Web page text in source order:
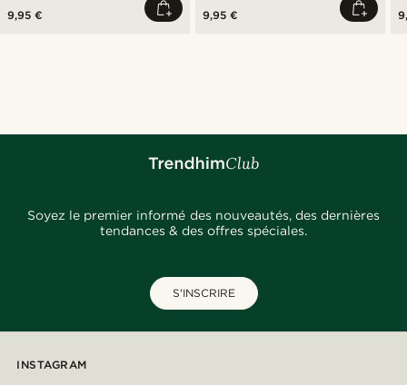
9,95 € 9,95 €
Soyez le premier informé des nouveautés, des dernières
tendances & des offres spéciales.
S'INSCRIRE
INSTAGRAM